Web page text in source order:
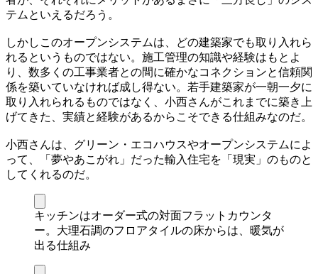
テムといえるだろう。
しかしこのオープンシステムは、どの建築家でも取り入れら
れるというものではない。施工管理の知識や経験はもとよ
り、数多くの工事業者との間に確かなコネクションと信頼関
係を築いていなければ成し得ない。若手建築家が一朝一夕に
取り入れられるものではなく、小西さんがこれまでに築き上
げてきた、実績と経験があるからこそできる仕組みなのだ。
小西さんは、グリーン・エコハウスやオープンシステムによ
って、「夢やあこがれ」だった輸入住宅を「現実」のものと
してくれるのだ。
キッチンはオーダー式の対面フラットカウンタ
ー。大理石調のフロアタイルの床からは、暖気が
出る仕組み